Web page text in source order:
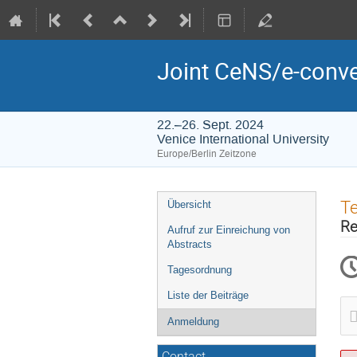
Joint CeNS/e-
22.–26. Sept. 2024
Venice International University
Europe/Berlin Zeitzone
Veranstaltungsmenü
Übersicht
Aufruf zur Einreichung von
Abstracts
Tagesordnung
Liste der Beiträge
Anmeldung